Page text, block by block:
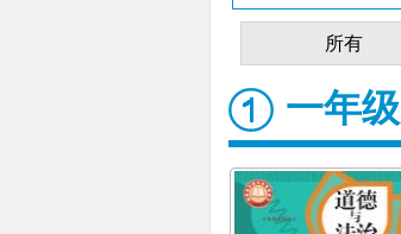
所有
一年级